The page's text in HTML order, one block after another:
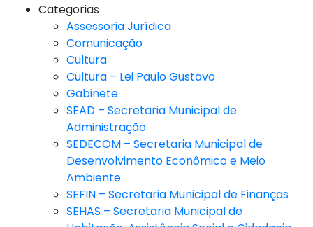
Categorias
Assessoria Jurídica
Comunicação
Cultura
Cultura – Lei Paulo Gustavo
Gabinete
SEAD – Secretaria Municipal de
Administração
SEDECOM – Secretaria Municipal de
Desenvolvimento Econômico e Meio
Ambiente
SEFIN – Secretaria Municipal de Finanças
SEHAS – Secretaria Municipal de